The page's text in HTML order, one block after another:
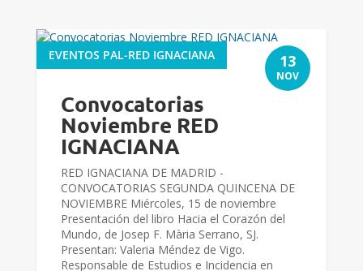
Convocatorias
Noviembre RED
IGNACIANA
EVENTOS PAL-RED IGNACIANA
RED IGNACIANA DE MADRID -
CONVOCATORIAS SEGUNDA QUINCENA DE
NOVIEMBRE Miércoles, 15 de noviembre
Presentación del libro Hacia el Corazón del
Mundo, de Josep F. Mària Serrano, SJ.
Presentan: Valeria Méndez de Vigo.
Responsable de Estudios e Incidencia en
13
NOV